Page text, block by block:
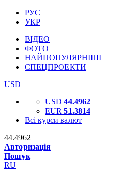
РУС
УКР
ВІДЕО
ФОТО
НАЙПОПУЛЯРНІШІ
СПЕЦПРОЕКТИ
USD
USD 44.4962
EUR 51.3814
Всі курси валют
44.4962
Авторизація
Пошук
RU